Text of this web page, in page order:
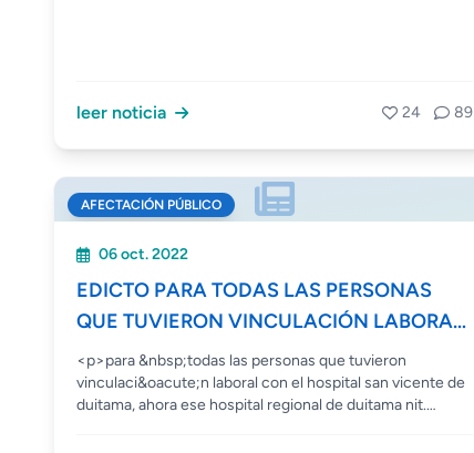
leer noticia 24 89
AFECTACIÓN PÚBLICO
06 oct. 2022
EDICTO PARA TODAS LAS PERSONAS
QUE TUVIERON VINCULACIÓN LABORAL
CON EL HOSPITAL SAN VICENTE DE
DUITAMA, AHORA ESE HOSPITAL
REGIONAL DE DUITAMA NIT. 891.855.438-
<p>para &nbsp;todas las personas que tuvieron
vinculaci&oacute;n laboral con el hospital san vicente de
duitama, ahora ese hospital regional de duitama nit.